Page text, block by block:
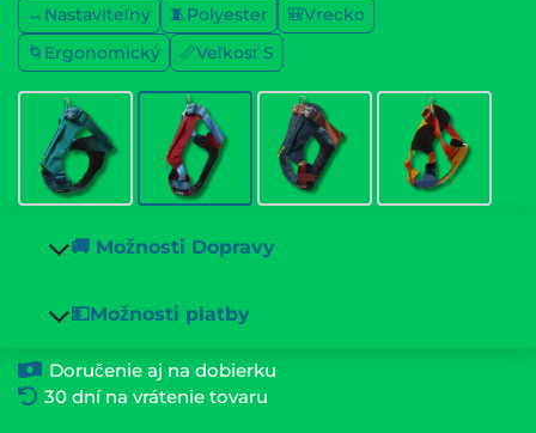
↔️Nastaviteľný 🧵Polyester
🎒Vrecko
🌀Ergonomický
📏Veľkosť S
🚚 Možnosti Dopravy
💵Možnosti platby
Doručenie aj na dobierku
30 dní na vrátenie tovaru